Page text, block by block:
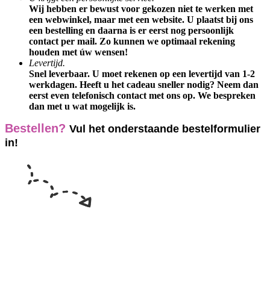
Wij hebben er bewust voor gekozen niet te werken met
een webwinkel, maar met een website. U plaatst bij ons
een bestelling en daarna is er eerst nog persoonlijk
contact per mail. Zo kunnen we optimaal rekening
houden met úw wensen!
Levertijd.
Snel leverbaar. U moet rekenen op een levertijd van 1-2
werkdagen. Heeft u het cadeau sneller nodig? Neem dan
eerst even telefonisch contact met ons op. We bespreken
dan met u wat mogelijk is.
Bestellen? Vul het onderstaande bestelformulier
in!